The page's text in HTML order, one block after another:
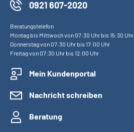
0921 607-2020
Beratungstelefon
Montag bis Mittwoch von 07:30 Uhr bis 15:30 Uhr
Donnerstag von 07:30 Uhr bis 17:00 Uhr
Freitag von 07:30 Uhr bis 12:00 Uhr
Mein Kundenportal
Nachricht schreiben
Beratung